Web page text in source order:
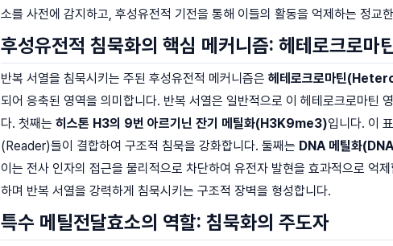
소를 사전에 감지하고, 후성유전적 기전을 통해 이들의 활동을 억제하는 정교
후성유전적 침묵화의 핵심 메커니즘: 헤테로크로마
반복 서열을 침묵시키는 주된 후성유전적 메커니즘은 헤테로크로마틴
되어 응축된 영역을 의미합니다. 반복 서열은 일반적으로 이 헤테로크로마틴
다. 첫째는 히스톤 H3의 9번 아르기닌 잔기 메틸화(H3K9me3)입니다. 이
(Reader)들이 결합하여 구조적 침묵을 강화합니다. 둘째는 DNA 메틸화
이는 전사 인자의 접근을 물리적으로 차단하여 유전자 발현을 효과적으로 억
하며 반복 서열을 강력하게 침묵시키는 구조적 장벽을 형성합니다.
특수 메틸전달효소의 역할: 침묵화의 주도자